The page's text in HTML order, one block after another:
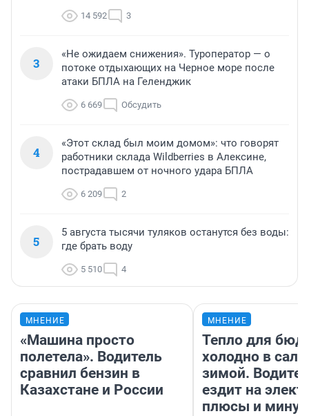
14 592 3
3
«Не ожидаем снижения». Туроператор — о
потоке отдыхающих на Черное море после
атаки БПЛА на Геленджик
6 669 Обсудить
4
«Этот склад был моим домом»: что говорят
работники склада Wildberries в Алексине,
пострадавшем от ночного удара БПЛА
6 209 2
5
5 августа тысячи туляков останутся без воды:
где брать воду
5 510 4
МНЕНИЕ
«Машина просто
полетела». Водитель
сравнил бензин в
Казахстане и России
МНЕНИЕ
Тепло для
холодно в
зимой.
ездит на
плюсы и